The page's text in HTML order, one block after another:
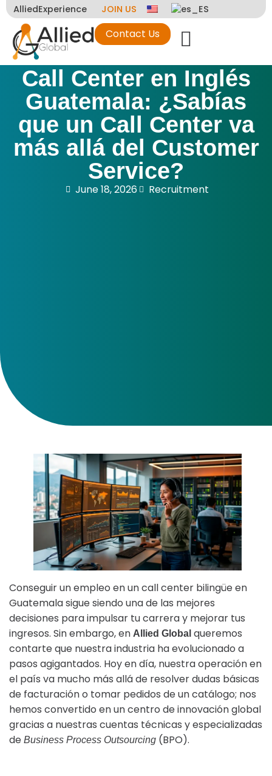
AlliedExperience JOIN US
Contact Us
Call Center en Inglés
Guatemala: ¿Sabías
que un Call Center va
más allá del Customer
Service?
June 18, 2026 Recruitment
Conseguir un empleo en un call center bilingüe en
Guatemala sigue siendo una de las mejores
decisiones para impulsar tu carrera y mejorar tus
ingresos. Sin embargo, en Allied Global queremos
contarte que nuestra industria ha evolucionado a
pasos agigantados. Hoy en día, nuestra operación en
el país va mucho más allá de resolver dudas básicas
de facturación o tomar pedidos de un catálogo; nos
hemos convertido en un centro de innovación global
gracias a nuestras cuentas técnicas y especializadas
de Business Process Outsourcing (BPO).